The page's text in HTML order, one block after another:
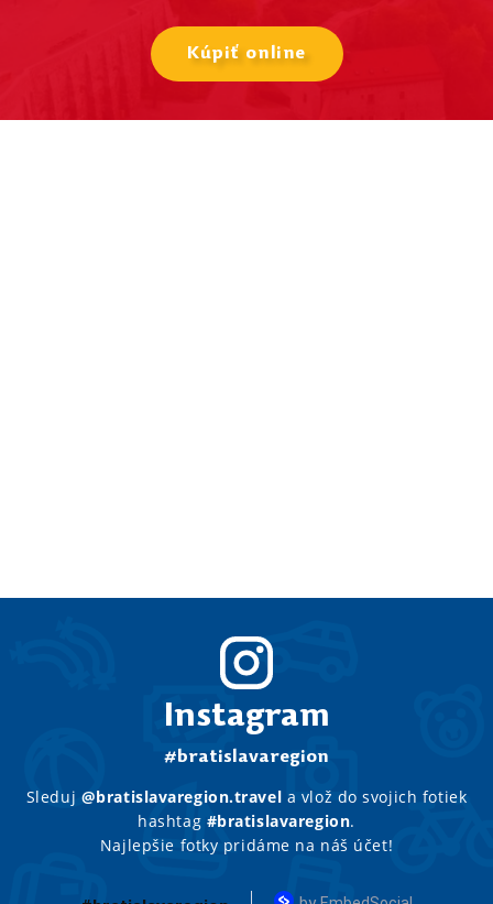
Kúpiť online
Instagram
#bratislavaregion
Sleduj @bratislavaregion.travel a vlož do svojich fotiek
hashtag #bratislavaregion.
Najlepšie fotky pridáme na náš účet!